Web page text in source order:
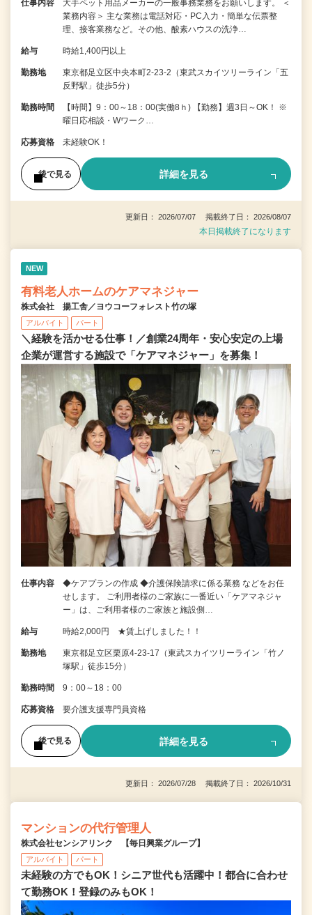
仕事内容
大手ペット用品メーカーの一般事務業務をお願いします。 ＜
業務内容＞ 主な業務は電話対応・PC入力・簡単な伝票整
理、接客業務など。その他、酸素ハウスの洗浄…
給与 時給1,400円以上
勤務地
東京都足立区中央本町2-23-2（東武スカイツリーライン「五
反野駅」徒歩5分）
勤務時間
【時間】9：00～18：00(実働8ｈ) 【勤務】週3日～OK！ ※
曜日応相談・Wワーク…
応募資格 未経験OK！
後で見る 詳細を見る
更新日： 2026/07/07 掲載終了日： 2026/08/07
本日掲載終了になります
NEW
有料老人ホームのケアマネジャー
株式会社 揚工舎／ヨウコーフォレスト竹の塚
アルバイト パート
＼経験を活かせる仕事！／創業24周年・安心安定の上場
企業が運営する施設で「ケアマネジャー」を募集！
仕事内容
◆ケアプランの作成 ◆介護保険請求に係る業務 などをお任
せします。 ご利用者様のご家族に一番近い「ケアマネジャ
ー」は、ご利用者様のご家族と施設側…
給与 時給2,000円 ★賃上げしました！！
勤務地
東京都足立区栗原4-23-17（東武スカイツリーライン「竹ノ
塚駅」徒歩15分）
勤務時間 9：00～18：00
応募資格 要介護支援専門員資格
後で見る 詳細を見る
更新日： 2026/07/28 掲載終了日： 2026/10/31
マンションの代行管理人
株式会社センシアリンク 【毎日興業グループ】
アルバイト パート
未経験の方でもOK！シニア世代も活躍中！都合に合わせ
て勤務OK！登録のみもOK！